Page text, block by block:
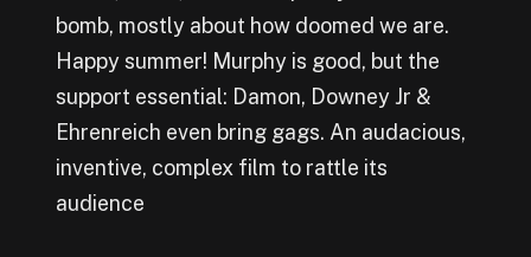
bomb, mostly about how doomed we are.
Happy summer! Murphy is good, but the
support essential: Damon, Downey Jr &
Ehrenreich even bring gags. An audacious,
inventive, complex film to rattle its
audience